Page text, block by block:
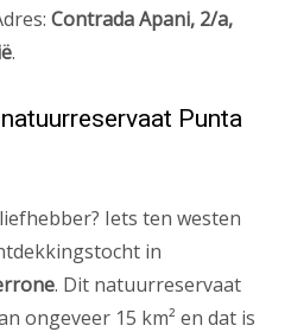
Contrada Apani, 2/a,
.
Punta
Iets ten westen
in
. Dit natuurreservaat
ongeveer 15 km² en dat is